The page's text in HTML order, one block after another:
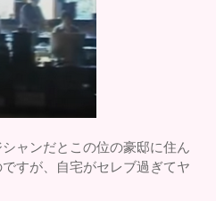
ャンだとこの位の豪邸に住ん
すが、自宅がセレブ過ぎてヤ